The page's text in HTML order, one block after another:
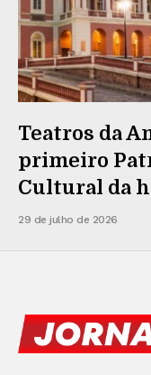
Teatros da
primeiro
Cultural da
29 de julho de 2026